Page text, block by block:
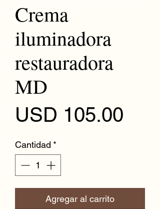
Crema
iluminadora
restauradora
MD
USD 105.00
Cantidad *
Agregar al carrito